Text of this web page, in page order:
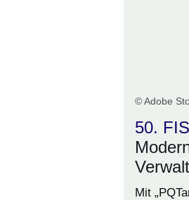
© Adobe
50.
Mit